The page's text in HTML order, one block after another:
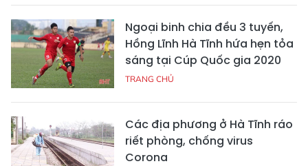
Ngoại binh chia đều 3 tuyến,
Hồng Lĩnh Hà Tĩnh hứa hẹn tỏa
sáng tại Cúp Quốc gia 2020
TRANG CHỦ
Các địa phương ở Hà Tĩnh ráo
riết phòng, chống virus
Corona